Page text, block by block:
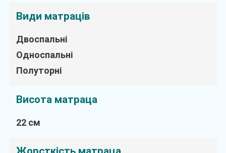
Види матраців
Двоспальні
Односпальні
Полуторні
Висота матраца
22 см